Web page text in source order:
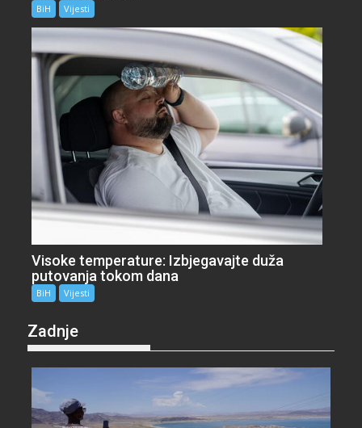
BiH Vijesti
Visoke temperature: Izbjegavajte duža
putovanja tokom dana
BiH Vijesti
Zadnje